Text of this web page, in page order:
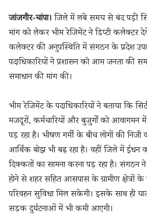
जांजगीर-चांपा।जिले में लंबे समय से बंद पड़ी
मांग को लेकर भीम रेजिमेंट ने डिप्टी कलेक्टर
कलेक्टर की अनुपस्थिति में संगठन के प्रदेश
पदाधिकारियों ने प्रशासन को आम जनता
समाधान की मांग की।
भीम रेजिमेंट के पदाधिकारियों ने बताया कि
मजदूरों, कर्मचारियों और बुजुर्गों को आवागमन में
पड़ रहा है। भीषण गर्मी के बीच लोगों की निजी
आर्थिक बोझ भी बढ़ रहा है। वहीं जिले में ईंधन
दिक्कतों का सामना करना पड़ रहा है। संगठन
होने से शहर सहित आसपास के ग्रामीण क्षेत्रों
परिवहन सुविधा मिल सकेगी। इसके साथ ही
सड़क दुर्घटनाओं में भी कमी आएगी।